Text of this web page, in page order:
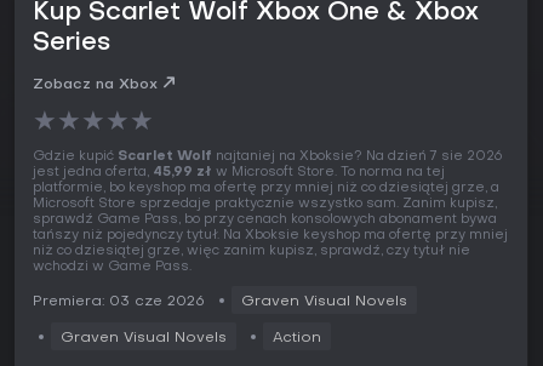
Kup Scarlet Wolf Xbox One & Xbox
Series
Zobacz na Xbox
★★★★★
Gdzie kupić Scarlet Wolf najtaniej na Xboksie? Na dzień 7 sie 2026
jest jedna oferta, 45,99 zł w Microsoft Store. To norma na tej
platformie, bo keyshop ma ofertę przy mniej niż co dziesiątej grze, a
Microsoft Store sprzedaje praktycznie wszystko sam. Zanim kupisz,
sprawdź Game Pass, bo przy cenach konsolowych abonament bywa
tańszy niż pojedynczy tytuł. Na Xboksie keyshop ma ofertę przy mniej
niż co dziesiątej grze, więc zanim kupisz, sprawdź, czy tytuł nie
wchodzi w Game Pass.
Premiera: 03 cze 2026 Graven Visual Novels
Graven Visual Novels Action